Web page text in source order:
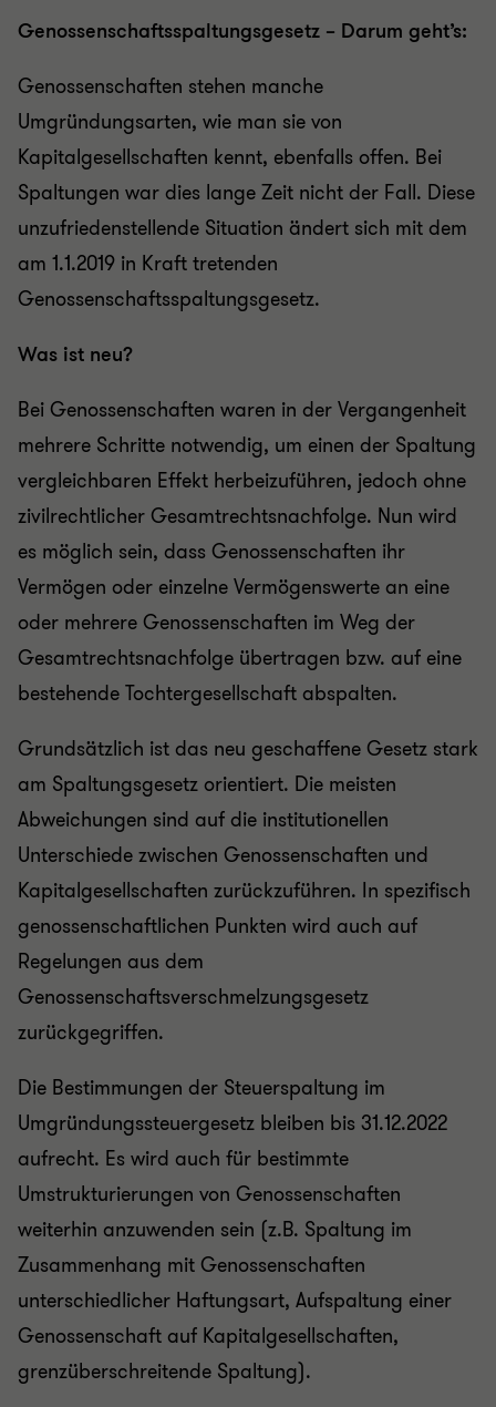
Genossenschaftsspaltungsgesetz – Darum geht’s:
Genossenschaften stehen manche
Umgründungsarten, wie man sie von
Kapitalgesellschaften kennt, ebenfalls offen. Bei
Spaltungen war dies lange Zeit nicht der Fall. Diese
unzufriedenstellende Situation ändert sich mit dem
am 1.1.2019 in Kraft tretenden
Genossenschaftsspaltungsgesetz.
Was ist neu?
Bei Genossenschaften waren in der Vergangenheit
mehrere Schritte notwendig, um einen der Spaltung
vergleichbaren Effekt herbeizuführen, jedoch ohne
zivilrechtlicher Gesamtrechtsnachfolge. Nun wird
es möglich sein, dass Genossenschaften ihr
Vermögen oder einzelne Vermögenswerte an eine
oder mehrere Genossenschaften im Weg der
Gesamtrechtsnachfolge übertragen bzw. auf eine
bestehende Tochtergesellschaft abspalten.
Grundsätzlich ist das neu geschaffene Gesetz stark
am Spaltungsgesetz orientiert. Die meisten
Abweichungen sind auf die institutionellen
Unterschiede zwischen Genossenschaften und
Kapitalgesellschaften zurückzuführen. In spezifisch
genossenschaftlichen Punkten wird auch auf
Regelungen aus dem
Genossenschaftsverschmelzungsgesetz
zurückgegriffen.
Die Bestimmungen der Steuerspaltung im
Umgründungssteuergesetz bleiben bis 31.12.2022
aufrecht. Es wird auch für bestimmte
Umstrukturierungen von Genossenschaften
weiterhin anzuwenden sein (z.B. Spaltung im
Zusammenhang mit Genossenschaften
unterschiedlicher Haftungsart, Aufspaltung einer
Genossenschaft auf Kapitalgesellschaften,
grenzüberschreitende Spaltung).